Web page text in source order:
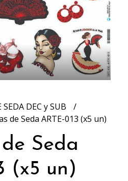
DEC y SUB
de Seda ARTE-013 (x5 un)
Seda
(x5 un)